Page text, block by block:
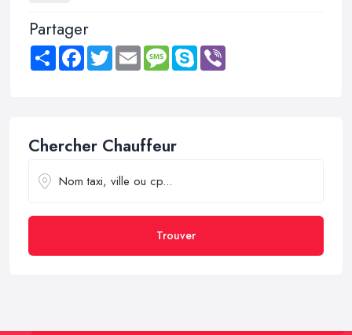
Partager
Share FacebookTwitter Email MessageSkype
Chercher Chauffeur
Trouver